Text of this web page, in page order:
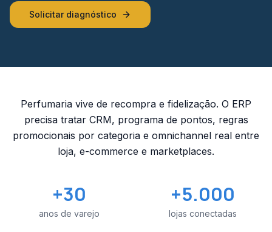
Solicitar diagnóstico
Perfumaria vive de recompra e fidelização. O ERP
precisa tratar CRM, programa de pontos, regras
promocionais por categoria e omnichannel real entre
loja, e-commerce e marketplaces.
+30
anos de varejo
+5.000
lojas conectadas